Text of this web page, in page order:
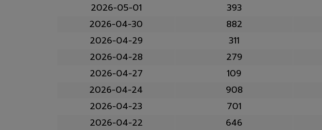
2026-05-01
393
2026-04-30
882
2026-04-29
311
2026-04-28
279
2026-04-27
109
2026-04-24
908
2026-04-23
701
2026-04-22
646